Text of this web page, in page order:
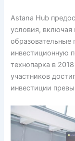
Astana Hub
условия, включая
инвестиционную
технопарка в
участников
инвестиции